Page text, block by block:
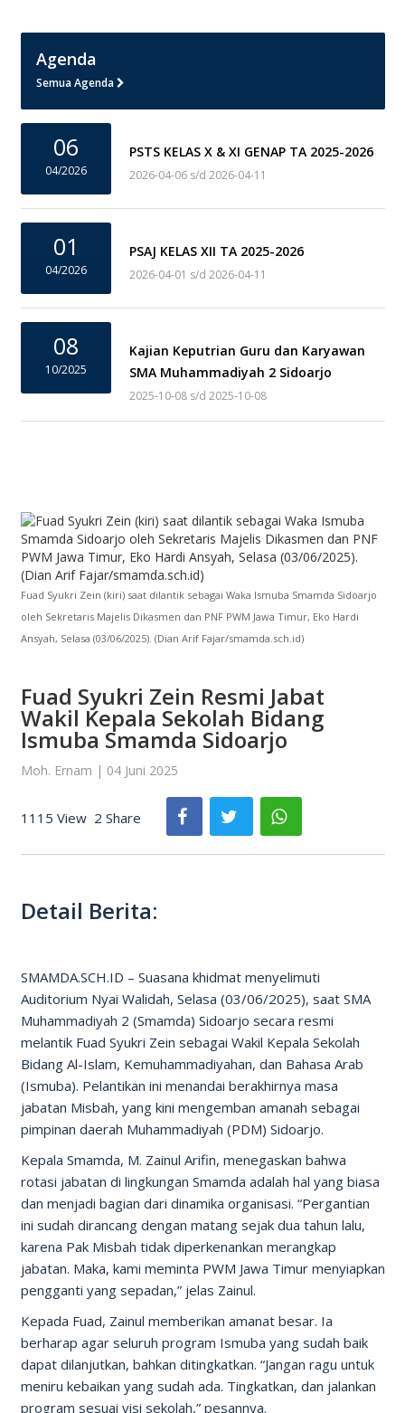
Agenda
Semua Agenda
06
04/2026
PSTS KELAS X & XI GENAP TA 2025-2026
2026-04-06 s/d 2026-04-11
01
04/2026
PSAJ KELAS XII TA 2025-2026
2026-04-01 s/d 2026-04-11
08
10/2025
Kajian Keputrian Guru dan Karyawan
SMA Muhammadiyah 2 Sidoarjo
2025-10-08 s/d 2025-10-08
Fuad Syukri Zein (kiri) saat dilantik sebagai Waka Ismuba Smamda Sidoarjo
oleh Sekretaris Majelis Dikasmen dan PNF PWM Jawa Timur, Eko Hardi
Ansyah, Selasa (03/06/2025). (Dian Arif Fajar/smamda.sch.id)
Fuad Syukri Zein Resmi Jabat
Wakil Kepala Sekolah Bidang
Ismuba Smamda Sidoarjo
Moh. Ernam | 04 Juni 2025
1115 View 2 Share
Detail Berita:
SMAMDA.SCH.ID – Suasana khidmat menyelimuti
Auditorium Nyai Walidah, Selasa (03/06/2025), saat SMA
Muhammadiyah 2 (Smamda) Sidoarjo secara resmi
melantik Fuad Syukri Zein sebagai Wakil Kepala Sekolah
Bidang Al-Islam, Kemuhammadiyahan, dan Bahasa Arab
(Ismuba). Pelantikan ini menandai berakhirnya masa
jabatan Misbah, yang kini mengemban amanah sebagai
pimpinan daerah Muhammadiyah (PDM) Sidoarjo.
Kepala Smamda, M. Zainul Arifin, menegaskan bahwa
rotasi jabatan di lingkungan Smamda adalah hal yang biasa
dan menjadi bagian dari dinamika organisasi. “Pergantian
ini sudah dirancang dengan matang sejak dua tahun lalu,
karena Pak Misbah tidak diperkenankan merangkap
jabatan. Maka, kami meminta PWM Jawa Timur menyiapkan
pengganti yang sepadan,” jelas Zainul.
Kepada Fuad, Zainul memberikan amanat besar. Ia
berharap agar seluruh program Ismuba yang sudah baik
dapat dilanjutkan, bahkan ditingkatkan. “Jangan ragu untuk
meniru kebaikan yang sudah ada. Tingkatkan, dan jalankan
program sesuai visi sekolah,” pesannya.